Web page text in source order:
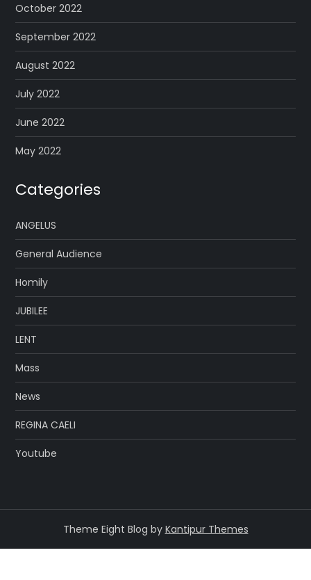
October 2022
September 2022
August 2022
July 2022
June 2022
May 2022
Categories
ANGELUS
General Audience
Homily
JUBILEE
LENT
Mass
News
REGINA CAELI
Youtube
Theme Eight Blog by Kantipur Themes